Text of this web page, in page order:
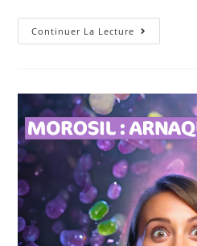
Continuer La Lecture